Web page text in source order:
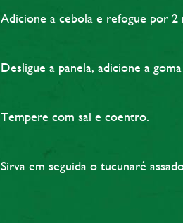
Adicione a cebola e refogue por 2
Desligue a panela, adicione a
Tempere com sal e coentro.
Sirva em seguida o tucunaré